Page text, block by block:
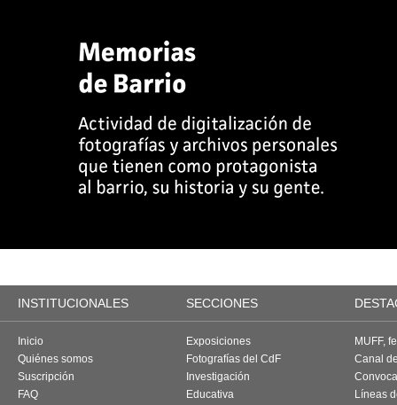
INSTITUCIONALES SECCIONES
Inicio
Quiénes somos
Suscripción
FAQ
Exposiciones
Fotografías del CdF
Investigación
Educativa
MUFF,
Canal
Líneas